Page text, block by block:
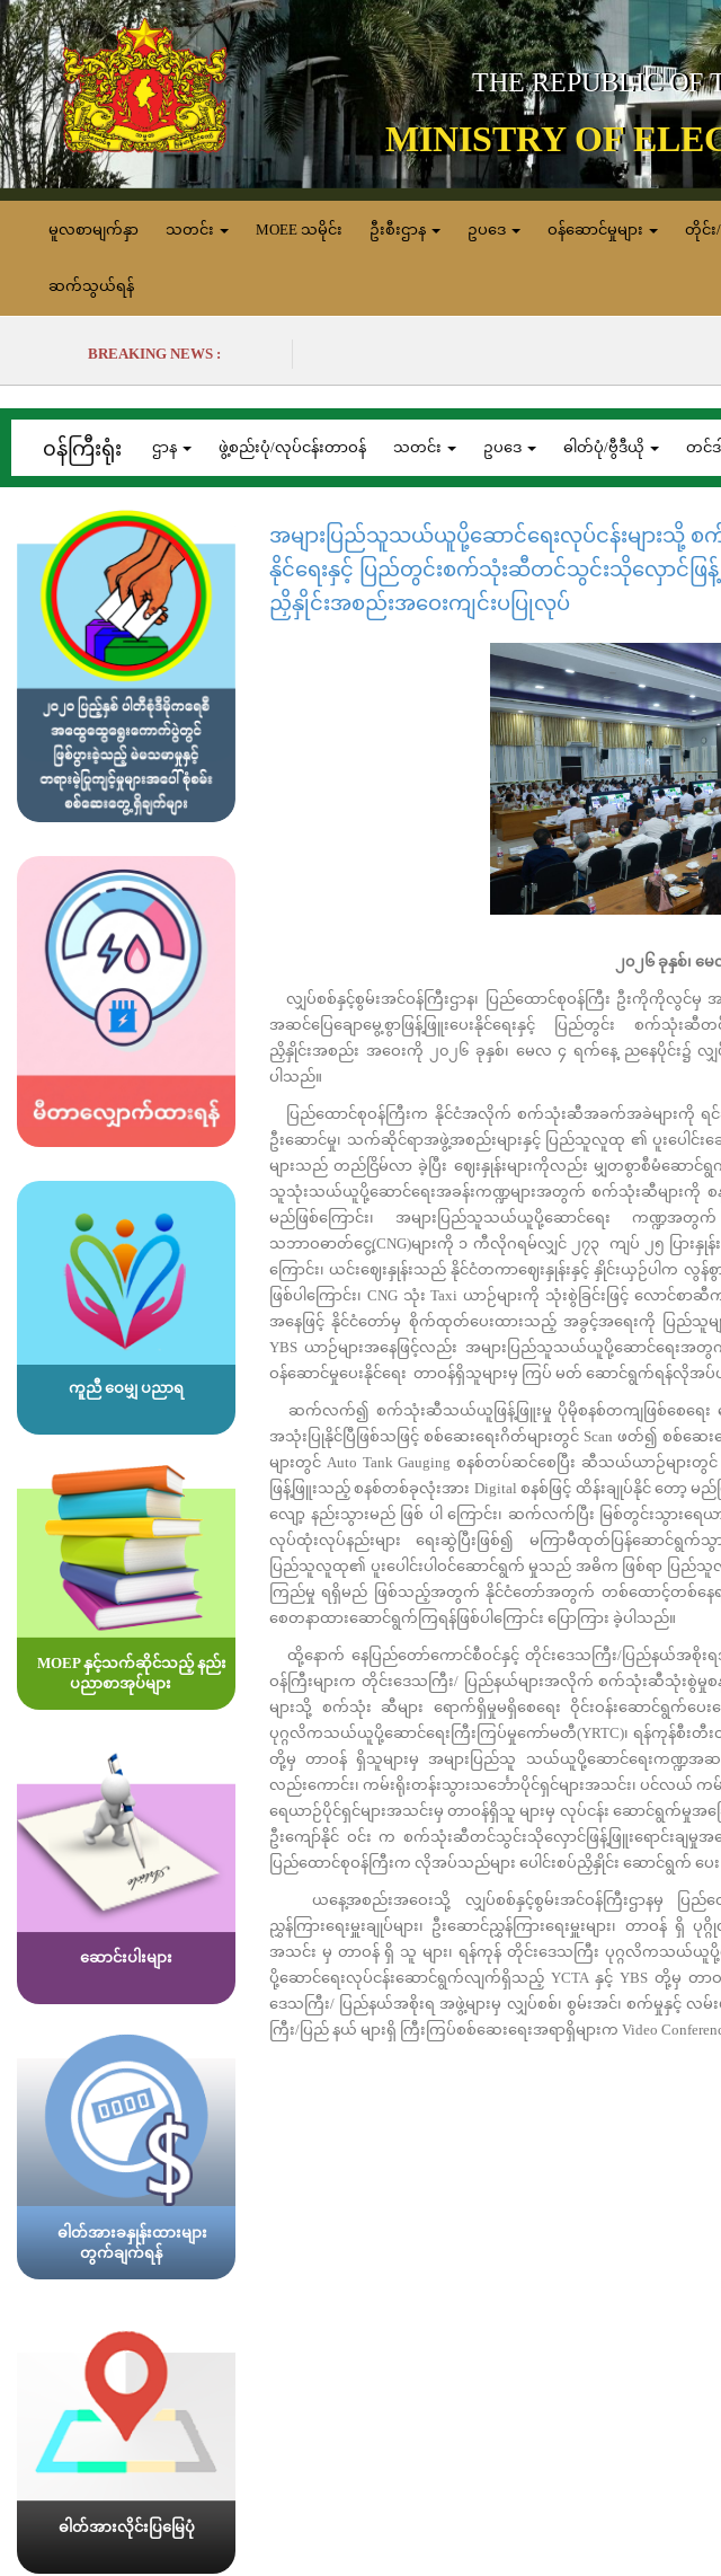
THE REPUBLIC OF
MINISTRY OF
မူလစာမျက်နှာ သတင်း MOEE သမိုင်း ဦးစီးဌာန ဥပဒေ ဝန်ဆောင်မှုများ တိုင်း
ဆက်သွယ်ရန်
BREAKING NEWS :
၀န်ကြီးရုံး ဌာန ဖွဲ့စည်းပုံ/လုပ်ငန်းတာဝန် သတင်း ဥပဒေ ဓါတ်ပုံ/ဗွီဒီယို တင်ဒါ
ကူညီ ဝေမျှ ပညာရ
MOEP နှင့်သက်ဆိုင်သည့် နည်း
ပညာစာအုပ်များ
ဆောင်းပါးများ
ဓါတ်အားခနှုန်းထားများ
တွက်ချက်ရန်
ဓါတ်အားလိုင်းပြမြေပုံ
အများပြည်သူသယ်ယူပို့ဆောင်ရေးလုပ်ငန်းများသို့ စက်
နိုင်ရေးနှင့် ပြည်တွင်းစက်သုံးဆီတင်သွင်းသိုလှောင်ဖြန့်ဖ
ညှိနှိုင်းအစည်းအဝေးကျင်းပပြုလုပ်
၂၀၂၆ ခုနှစ်၊ မ
လျှပ်စစ်နှင့်စွမ်းအင်ဝန်ကြီးဌာန၊ ပြည်ထောင်စုဝန်ကြီး ဦးကိုကိုလွင်မှ
အဆင်ပြေချောမွေ့စွာဖြန့်ဖြူးပေးနိုင်ရေးနှင့် ပြည်တွင်း စက်သုံးဆီတင်
ညှိနှိုင်းအစည်း အဝေးကို ၂၀၂၆ ခုနှစ်၊ မေလ ၄ ရက်နေ့ ညနေပိုင်း၌ လျှ
ပါသည်။
ပြည်ထောင်စုဝန်ကြီးက နိုင်ငံအလိုက် စက်သုံးဆီအခက်အခဲများကို ရ
ဦးဆောင်မှု၊ သက်ဆိုင်ရာအဖွဲ့အစည်းများနှင့် ပြည်သူလူထု ၏ ပူးပေါင်း
များသည် တည်ငြိမ်လာ ခဲ့ပြီး ဈေးနှုန်းများကိုလည်း မျှတစွာစီမံဆောင်
သူသုံးသယ်ယူပို့ဆောင်ရေးအခန်းကဏ္ဍများအတွက် စက်သုံးဆီများကို စန
မည်ဖြစ်ကြောင်း၊ အများပြည်သူသယ်ယူပို့ဆောင်ရေး ကဏ္ဍအတွ
သဘာဝဓာတ်ငွေ့(CNG)များကို ၁ ကီလိုဂရမ်လျှင် ၂၇၃ ကျပ် ၂၅ ပြားနှုန်း
ကြောင်း၊ ယင်းဈေးနှုန်းသည် နိုင်ငံတကာဈေးနှုန်းနှင့် နှိုင်းယှဉ်ပါက
ဖြစ်ပါကြောင်း၊ CNG သုံး Taxi ယာဉ်များကို သုံးစွဲခြင်းဖြင့် လေ
အနေဖြင့် နိုင်ငံတော်မှ စိုက်ထုတ်ပေးထားသည့် အခွင့်အရေးကို ပြည်သူများ
YBS ယာဉ်များအနေဖြင့်လည်း အများပြည်သူသယ်ယူပို့ဆောင်ရေးအတွ
ဝန်ဆောင်မှုပေးနိုင်ရေး တာဝန်ရှိသူများမှ ကြပ် မတ် ဆောင်ရွက်ရန်လိုအပ်ပါ
ဆက်လက်၍ စက်သုံးဆီသယ်ယူဖြန့်ဖြူးမှု ပိုမိုစနစ်တကျဖြစ်စေရေး မျှော
အသုံးပြုနိုင်ပြီဖြစ်သဖြင့် စစ်ဆေးရေးဂိတ်များတွင် Scan ဖတ်၍ စစ်ဆ
များတွင် Auto Tank Gauging စနစ်တပ်ဆင်စေပြီး ဆီသယ်ယာဉ်မျာ
ဖြန့်ဖြူးသည့် စနစ်တစ်ခုလုံးအား Digital စနစ်ဖြင့် ထိန်းချုပ်နိုင် တော့
လျော့ နည်းသွားမည် ဖြစ် ပါ ကြောင်း၊ ဆက်လက်ပြီး မြစ်တွင်းသွာ
လုပ်ထုံးလုပ်နည်းများ ရေးဆွဲပြီးဖြစ်၍ မကြာမီထုတ်ပြန်ဆောင်ရွက်
ပြည်သူလူထု၏ ပူးပေါင်းပါဝင်ဆောင်ရွက် မှုသည် အဓိက ဖြစ်ရာ ပြ
ကြည်မှု ရရှိမည် ဖြစ်သည့်အတွက် နိုင်ငံတော်အတွက် တစ်ထောင့်တစ်နေရာမှ အ
စေတနာထားဆောင်ရွက်ကြရန်ဖြစ်ပါကြောင်း ပြောကြား ခဲ့ပါသည်။
ထို့နောက် နေပြည်တော်ကောင်စီဝင်နှင့် တိုင်းဒေသကြီး/ပြည်နယ်အစိုး
ဝန်ကြီးများက တိုင်းဒေသကြီး/ ပြည်နယ်များအလိုက် စက်သုံးဆီသုံးစွဲမှုစ
များသို့ စက်သုံး ဆီများ ရောက်ရှိမှုမရှိစေရေး ဝိုင်းဝန်းဆောင်ရွက်ပေ
ပုဂ္ဂလိကသယ်ယူပို့ဆောင်ရေးကြီးကြပ်မှုကော်မတီ(YRTC)၊ ရန်ကုန်စီးတီ
တို့မှ တာဝန် ရှိသူများမှ အများပြည်သူ သယ်ယူပို့ဆောင်ရေးကဏ္ဍအဆင်
လည်းကောင်း၊ ကမ်းရိုးတန်းသွားသင်္ဘောပိုင်ရှင်များအသင်း၊ ပင်လယ် ကမ်း
ရေယာဉ်ပိုင်ရှင်များအသင်းမှ တာဝန်ရှိသူ များမှ လုပ်ငန်း ဆောင်ရွက်မှုအခ
ဦးကျော်နိုင် ဝင်း က စက်သုံးဆီတင်သွင်းသိုလှောင်ဖြန့်ဖြူးရောင်းချမှုအခ
ပြည်ထောင်စုဝန်ကြီးက လိုအပ်သည်များ ပေါင်းစပ်ညှိနှိုင်း ဆောင်ရွက် ပေ
ယနေ့အစည်းအဝေးသို့ လျှပ်စစ်နှင့်စွမ်းအင်ဝန်ကြီးဌာနမှ ပြည်ထ
ညွှန်ကြားရေးမှူးချုပ်များ၊ ဦးဆောင်ညွှန်ကြားရေးမှူးများ၊ တာဝန် ရှိ
အသင်း မှ တာဝန် ရှိ သူ များ၊ ရန်ကုန် တိုင်းဒေသကြီး ပုဂ္ဂလိကသယ်ယူပို့
ပို့ဆောင်ရေးလုပ်ငန်းဆောင်ရွက်လျက်ရှိသည့် YCTA နှင့် YBS တို့မှ တာ
ဒေသကြီး/ ပြည်နယ်အစိုးရ အဖွဲ့များမှ လျှပ်စစ်၊ စွမ်းအင်၊ စက်မှုနှင့် လ
ကြီး/ပြည် နယ် များရှိ ကြီးကြပ်စစ်ဆေးရေးအရာရှိများက Video